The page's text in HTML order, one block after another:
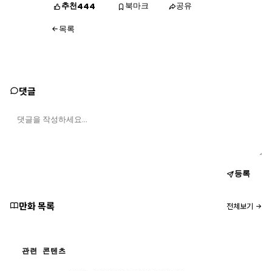
추천444 북마크 공유
목록
댓글
등록
만화 목록 전체보기
관련 콘텐츠